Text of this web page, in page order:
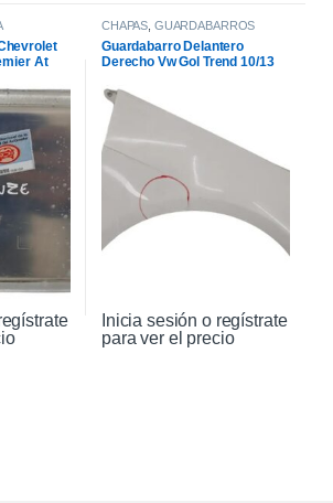
At
CHAPAS GUARDABARROS
Guardabarro Delantero
Derecho Vw Gol Trend 10/13
Inicia sesión o regístrate
para ver el precio